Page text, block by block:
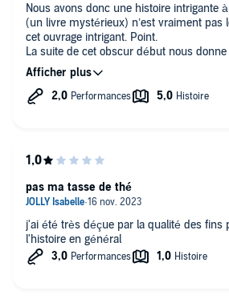
Nous avons donc une histoire intrigante à
(un livre mystérieux) n’est vraiment pas
cet ouvrage intrigant. Point.
La suite de cet obscur début nous
digressions issues d’ateliers d’écriture
mauvaises ou maladroites que j’en suis
Mais ô que faites-vous chez Audible ?
j'ai été très déçue par la qualité des fins
l'histoire en général
pas ma tasse de thé